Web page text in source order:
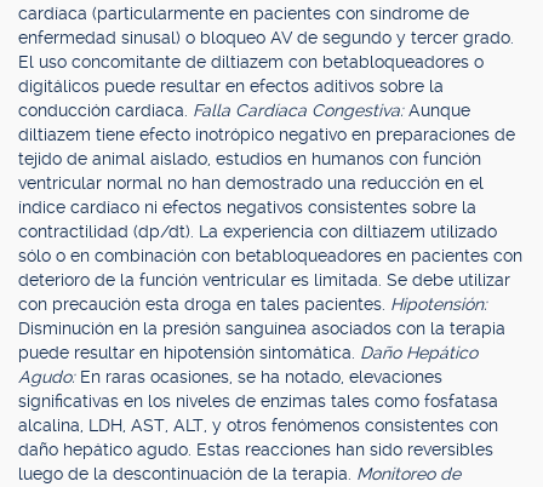
cardíaca (particularmente en pacientes con síndrome de
enfermedad sinusal) o bloqueo AV de segundo y tercer grado.
El uso concomitante de diltiazem con betabloqueadores o
digitálicos puede resultar en efectos aditivos sobre la
conducción cardiaca. Falla Cardíaca Congestiva:Aunque
diltiazem tiene efecto inotrópico negativo en preparaciones de
tejido de animal aislado, estudios en humanos con función
ventricular normal no han demostrado una reducción en el
índice cardíaco ni efectos negativos consistentes sobre la
contractilidad (dp/dt). La experiencia con diltiazem utilizado
sólo o en combinación con betabloqueadores en pacientes con
deterioro de la función ventricular es limitada. Se debe utilizar
con precaución esta droga en tales pacientes. Hipotensión:
Disminución en la presión sanguínea asociados con la terapia
puede resultar en hipotensión sintomática. Daño Hepático
Agudo: En raras ocasiones, se ha notado, elevaciones
significativas en los niveles de enzimas tales como fosfatasa
alcalina, LDH, AST, ALT, y otros fenómenos consistentes con
daño hepático agudo. Estas reacciones han sido reversibles
luego de la descontinuación de la terapia. Monitoreo de